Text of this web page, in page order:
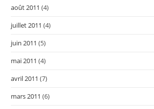
août 2011 (4)
juillet 2011 (4)
juin 2011 (5)
mai 2011 (4)
avril 2011 (7)
mars 2011 (6)